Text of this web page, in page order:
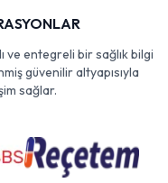
ve entegreli bir sağlık bilgi
güvenilir altyapısıyla
sağlar.